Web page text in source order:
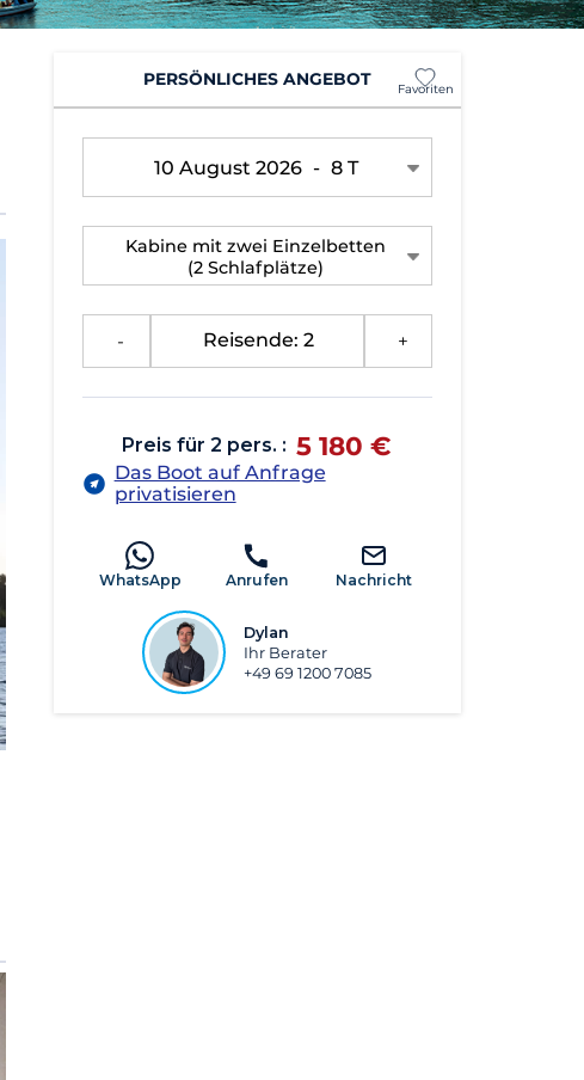
PERSÖNLICHES ANGEBOT Favoriten
10 August 2026 - 8 T
Kabine mit zwei Einzelbetten
(2 Schlafplätze)
Reisende: 2
Preis für 2 pers. : 5 180 €
Das Boot auf Anfrage
privatisieren
WhatsApp Anrufen Nachricht
Dylan
Ihr Berater
+49 69 1200 7085